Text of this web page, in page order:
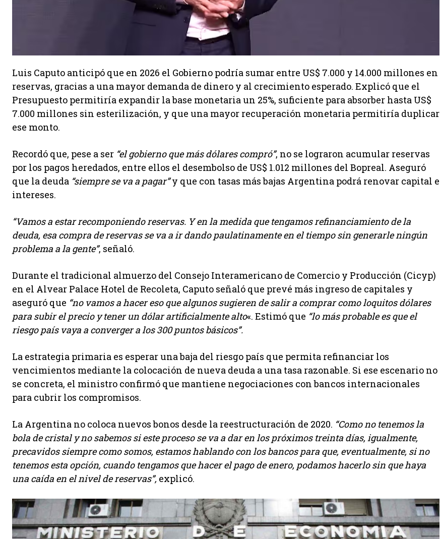
Luis Caputo anticipó que en 2026 el Gobierno podría sumar entre US$ 7.000 y 14.000 millones en
reservas, gracias a una mayor demanda de dinero y al crecimiento esperado. Explicó que el
Presupuesto permitiría expandir la base monetaria un 25%, suficiente para absorber hasta US$
7.000 millones sin esterilización, y que una mayor recuperación monetaria permitiría duplicar
ese monto.
Recordó que, pese a ser “el gobierno que más dólares compró”, no se lograron acumular reservas
por los pagos heredados, entre ellos el desembolso de US$ 1.012 millones del Bopreal. Aseguró
que la deuda “siempre se va a pagar”y que con tasas más bajas Argentina podrá renovar capital e
intereses.
“Vamos a estar recomponiendo reservas. Y en la medida que tengamos refinanciamiento de la
deuda, esa compra de reservas se va a ir dando paulatinamente en el tiempo sin generarle ningún
problema a la gente”, señaló.
Durante el tradicional almuerzo del Consejo Interamericano de Comercio y Producción (Cicyp)
en el Alvear Palace Hotel de Recoleta, Caputo señaló que prevé más ingreso de capitales y
aseguró que “no vamos a hacer eso que algunos sugieren de salir a comprar como loquitos dólares
para subir el precio y tener un dólar artificialmente alto«. Estimó que “lo más probable es que el
riesgo país vaya a converger a los 300 puntos básicos”.
La estrategia primaria es esperar una baja del riesgo país que permita refinanciar los
vencimientos mediante la colocación de nueva deuda a una tasa razonable. Si ese escenario no
se concreta, el ministro confirmó que mantiene negociaciones con bancos internacionales
para cubrir los compromisos.
La Argentina no coloca nuevos bonos desde la reestructuración de 2020. “Como no tenemos la
bola de cristal y no sabemos si este proceso se va a dar en los próximos treinta días, igualmente,
precavidos siempre como somos, estamos hablando con los bancos para que, eventualmente, si no
tenemos esta opción, cuando tengamos que hacer el pago de enero, podamos hacerlo sin que haya
una caída en el nivel de reservas”, explicó.